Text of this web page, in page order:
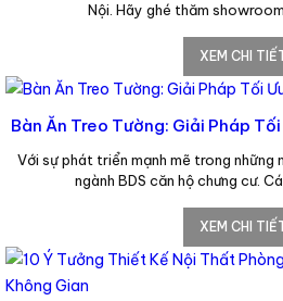
Nội. Hãy ghé thăm
XEM CHI
Bàn Ăn Treo Tường: Giải Pháp
Với sự phát triển mạnh mẽ trong
ngành BDS căn hộ chưng cư.
XEM CHI